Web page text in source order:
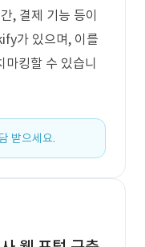
, 결제 기능 등이
가 있으며, 이를
킹할 수 있습니
받으세요.